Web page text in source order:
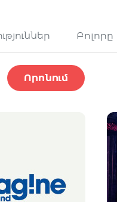
Բոլորը
Որոնում